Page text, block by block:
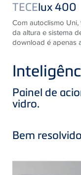
TECElux 400
Com autoclismo
da altura e sistema
download é apenas
Painel de
vidro.
Bem resolvido